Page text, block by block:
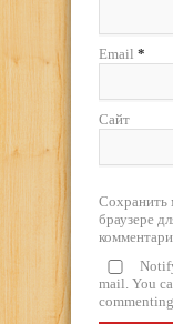
Email *
Сайт
Сохранить
браузере
mail. You